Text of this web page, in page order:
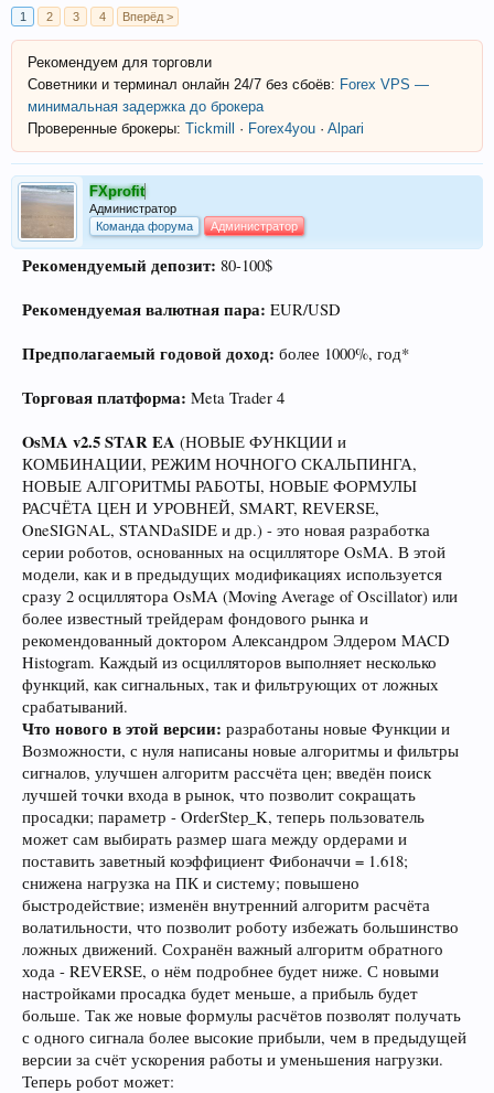
1 2 3 4 Вперёд >
Рекомендуем для торговли
Советники и терминал онлайн 24/7 без сбоёв: Forex VPS —
минимальная задержка до брокера
Проверенные брокеры: Tickmill · Forex4you · Alpari
FXprofit
Администратор
Команда форума
Администратор
Рекомендуемый депозит: 80-100$
Рекомендуемая валютная пара: EUR/USD
Предполагаемый годовой доход: более 1000%, год*
Торговая платформа: Meta Trader 4
OsMA v2.5 STAR EA (НОВЫЕ ФУНКЦИИ и
КОМБИНАЦИИ, РЕЖИМ НОЧНОГО СКАЛЬПИНГА,
НОВЫЕ АЛГОРИТМЫ РАБОТЫ, НОВЫЕ ФОРМУЛЫ
РАСЧЁТА ЦЕН И УРОВНЕЙ, SMART, REVERSE,
OneSIGNAL, STANDaSIDE и др.) - это новая разработка
серии роботов, основанных на осцилляторе OsMA. В этой
модели, как и в предыдущих модификациях используется
сразу 2 осциллятора OsMA (Moving Average of Oscillator) или
более известный трейдерам фондового рынка и
рекомендованный доктором Александром Элдером MACD
Histogram. Каждый из осцилляторов выполняет несколько
функций, как сигнальных, так и фильтрующих от ложных
срабатываний.
Что нового в этой версии: разработаны новые Функции и
Возможности, с нуля написаны новые алгоритмы и фильтры
сигналов, улучшен алгоритм рассчёта цен; введён поиск
лучшей точки входа в рынок, что позволит сокращать
просадки; параметр - OrderStep_K, теперь пользователь
может сам выбирать размер шага между ордерами и
поставить заветный коэффициент Фибоначчи = 1.618;
снижена нагрузка на ПК и систему; повышено
быстродействие; изменён внутренний алгоритм расчёта
волатильности, что позволит роботу избежать большинство
ложных движений. Сохранён важный алгоритм обратного
хода - REVERSE, о нём подробнее будет ниже. С новыми
настройками просадка будет меньше, а прибыль будет
больше. Так же новые формулы расчётов позволят получать
с одного сигнала более высокие прибыли, чем в предыдущей
версии за счёт ускорения работы и уменьшения нагрузки.
Теперь робот может: